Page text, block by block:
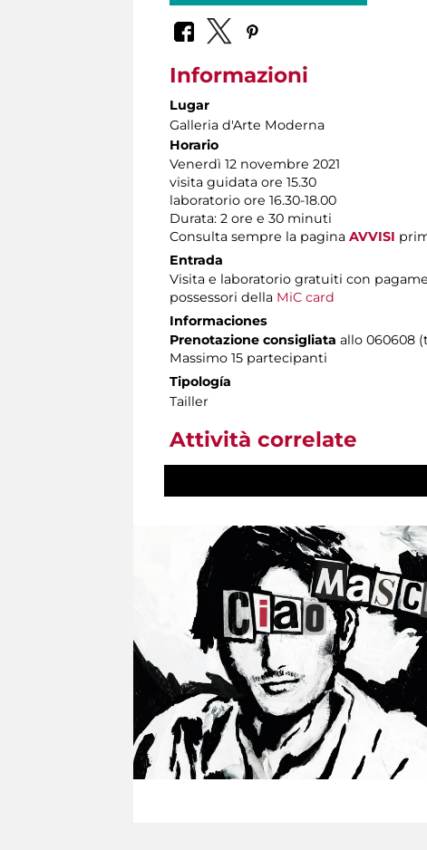
Informazioni
Lugar
Galleria d'Arte Moderna
Horario
Venerdì 12 novembre 2021
visita guidata ore 15.30
laboratorio ore 16.30-18.00
Durata: 2 ore e 30 minuti
Consulta sempre la pagina AVVISI
Entrada
Visita e laboratorio gratuiti con
possessori della MiC card
Informaciones
Prenotazione consigliata allo 060608
Massimo 15 partecipanti
Tipología
Tailler
Attività correlate